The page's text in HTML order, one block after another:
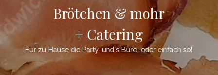
Brötchen & mohr
+ Catering
Für zu Hause die Party, und´s Büro, oder einfach so!